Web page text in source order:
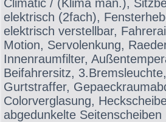
Climatic / (Klima man.),
elektrisch (2fach),
elektrisch verstellbar,
Motion, Servolenkung,
Innenraumfilter,
Beifahrersitz,
Gurtstraffer,
Colorverglasung,
abgedunkelte Seitenscheiben